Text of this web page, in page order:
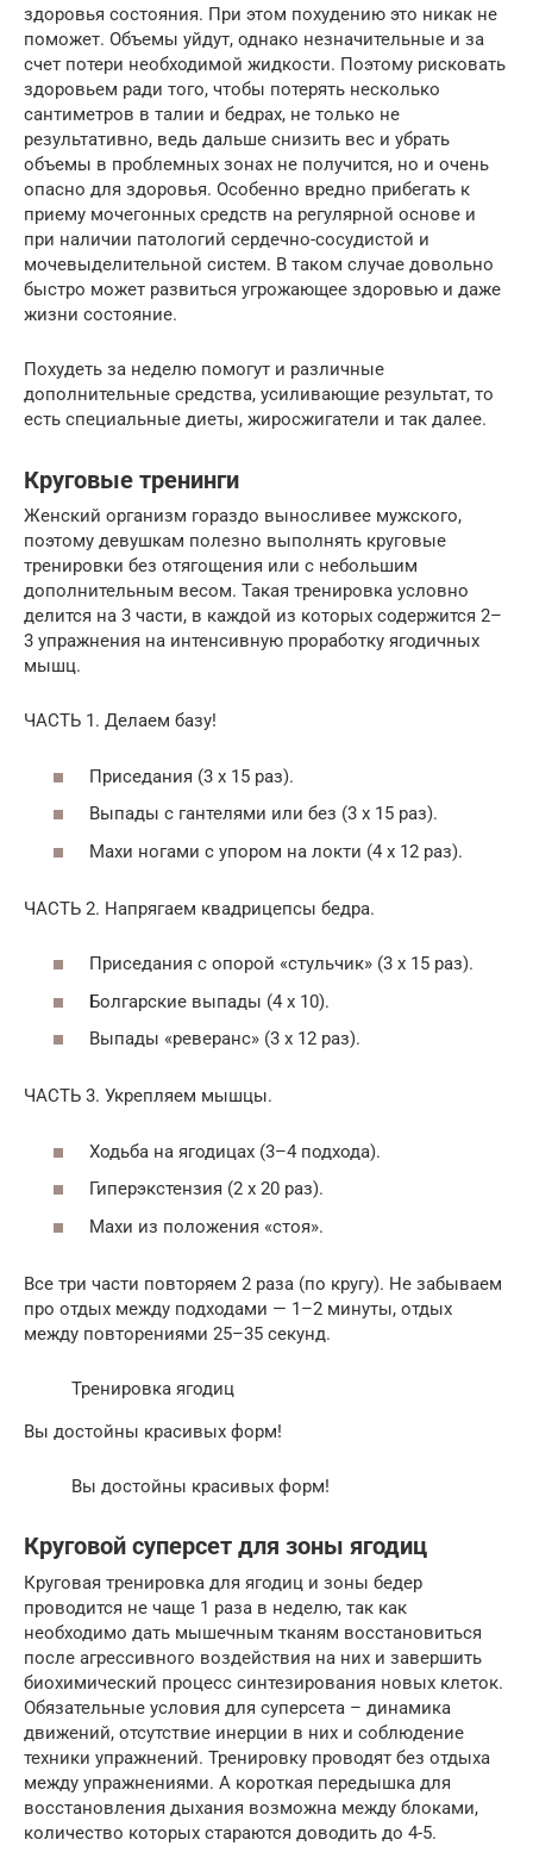
здоровья состояния. При этом похудению это никак не
поможет. Объемы уйдут, однако незначительные и за
счет потери необходимой жидкости. Поэтому рисковать
здоровьем ради того, чтобы потерять несколько
сантиметров в талии и бедрах, не только не
результативно, ведь дальше снизить вес и убрать
объемы в проблемных зонах не получится, но и очень
опасно для здоровья. Особенно вредно прибегать к
приему мочегонных средств на регулярной основе и
при наличии патологий сердечно-сосудистой и
мочевыделительной систем. В таком случае довольно
быстро может развиться угрожающее здоровью и даже
жизни состояние.
Похудеть за неделю помогут и различные
дополнительные средства, усиливающие результат, то
есть специальные диеты, жиросжигатели и так далее.
Круговые тренинги
Женский организм гораздо выносливее мужского,
поэтому девушкам полезно выполнять круговые
тренировки без отягощения или с небольшим
дополнительным весом. Такая тренировка условно
делится на 3 части, в каждой из которых содержится 2–
3 упражнения на интенсивную проработку ягодичных
мышц.
ЧАСТЬ 1. Делаем базу!
Приседания (3 х 15 раз).
Выпады с гантелями или без (3 х 15 раз).
Махи ногами с упором на локти (4 х 12 раз).
ЧАСТЬ 2. Напрягаем квадрицепсы бедра.
Приседания с опорой «стульчик» (3 х 15 раз).
Болгарские выпады (4 х 10).
Выпады «реверанс» (3 х 12 раз).
ЧАСТЬ 3. Укрепляем мышцы.
Ходьба на ягодицах (3–4 подхода).
Гиперэкстензия (2 х 20 раз).
Махи из положения «стоя».
Все три части повторяем 2 раза (по кругу). Не забываем
про отдых между подходами — 1–2 минуты, отдых
между повторениями 25–35 секунд.
Тренировка ягодиц
Вы достойны красивых форм!
Вы достойны красивых форм!
Круговой суперсет для зоны ягодиц
Круговая тренировка для ягодиц и зоны бедер
проводится не чаще 1 раза в неделю, так как
необходимо дать мышечным тканям восстановиться
после агрессивного воздействия на них и завершить
биохимический процесс синтезирования новых клеток.
Обязательные условия для суперсета – динамика
движений, отсутствие инерции в них и соблюдение
техники упражнений. Тренировку проводят без отдыха
между упражнениями. А короткая передышка для
восстановления дыхания возможна между блоками,
количество которых стараются доводить до 4-5.